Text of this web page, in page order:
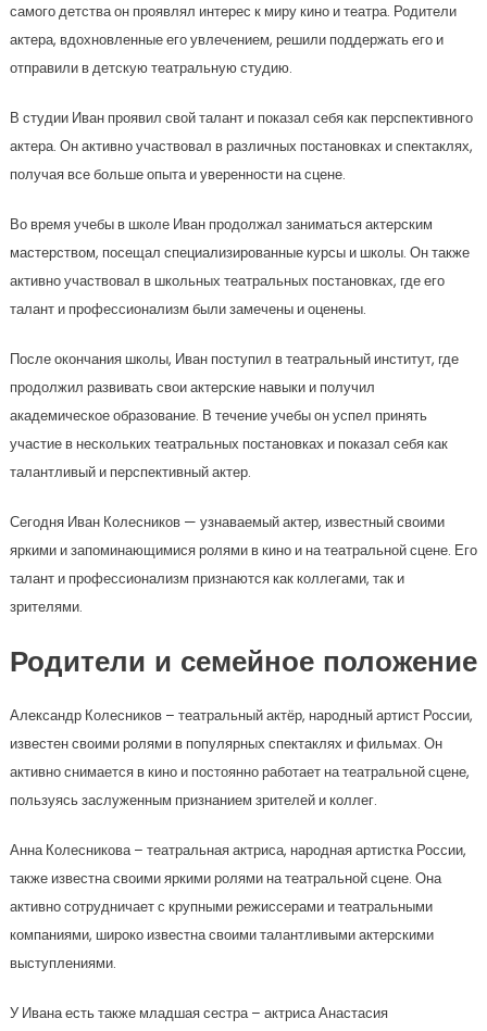
самого детства он проявлял интерес к миру кино и театра. Родители
актера, вдохновленные его увлечением, решили поддержать его и
отправили в детскую театральную студию.
В студии Иван проявил свой талант и показал себя как перспективного
актера. Он активно участвовал в различных постановках и спектаклях,
получая все больше опыта и уверенности на сцене.
Во время учебы в школе Иван продолжал заниматься актерским
мастерством, посещал специализированные курсы и школы. Он также
активно участвовал в школьных театральных постановках, где его
талант и профессионализм были замечены и оценены.
После окончания школы, Иван поступил в театральный институт, где
продолжил развивать свои актерские навыки и получил
академическое образование. В течение учебы он успел принять
участие в нескольких театральных постановках и показал себя как
талантливый и перспективный актер.
Сегодня Иван Колесников — узнаваемый актер, известный своими
яркими и запоминающимися ролями в кино и на театральной сцене. Его
талант и профессионализм признаются как коллегами, так и
зрителями.
Родители и семейное положение
Александр Колесников – театральный актёр, народный артист России,
известен своими ролями в популярных спектаклях и фильмах. Он
активно снимается в кино и постоянно работает на театральной сцене,
пользуясь заслуженным признанием зрителей и коллег.
Анна Колесникова – театральная актриса, народная артистка России,
также известна своими яркими ролями на театральной сцене. Она
активно сотрудничает с крупными режиссерами и театральными
компаниями, широко известна своими талантливыми актерскими
выступлениями.
У Ивана есть также младшая сестра – актриса Анастасия